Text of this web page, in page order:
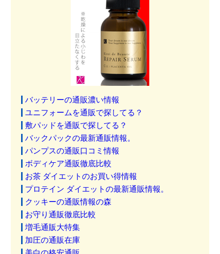
バッテリーの通販濃い情報
ユニフォームを通販で探してる？
敷パッドを通販で探してる？
バックパックの最新通販情報。
パンプスの通販口コミ情報
ボディケア通販徹底比較
お茶 ダイエットのお買い得情報
プロテイン ダイエットの最新通販情報。
クッキーの通販情報の森
お守り通販徹底比較
増毛通販大特集
加圧の通販在庫